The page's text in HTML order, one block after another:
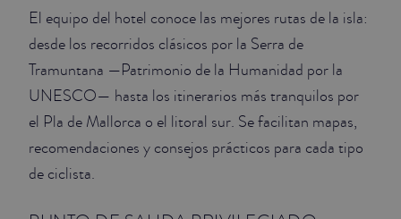
El equipo del hotel conoce las mejores rutas de la isla:
desde los recorridos clásicos por la Serra de
Tramuntana —Patrimonio de la Humanidad por la
UNESCO— hasta los itinerarios más tranquilos por
el Pla de Mallorca o el litoral sur. Se facilitan mapas,
recomendaciones y consejos prácticos para cada tipo
de ciclista.